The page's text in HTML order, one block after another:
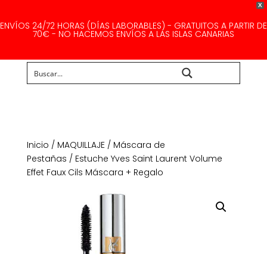
X
ENVÍOS 24/72 HORAS (DÍAS LABORABLES) - GRATUITOS A PARTIR DE
70€ - NO HACEMOS ENVÍOS A LAS ISLAS CANARIAS
Inicio / MAQUILLAJE/ Máscara de
Pestañas / Estuche Yves Saint Laurent Volume
Effet Faux Cils Máscara + Regalo